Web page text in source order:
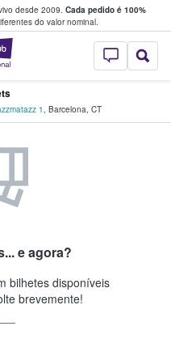
desde 2009. Cada pedido é 100%
do valor nominal.
StubHub – onde
bilhetes
1, Barcelona, CT
e agora?
bilhetes disponíveis
brevemente!